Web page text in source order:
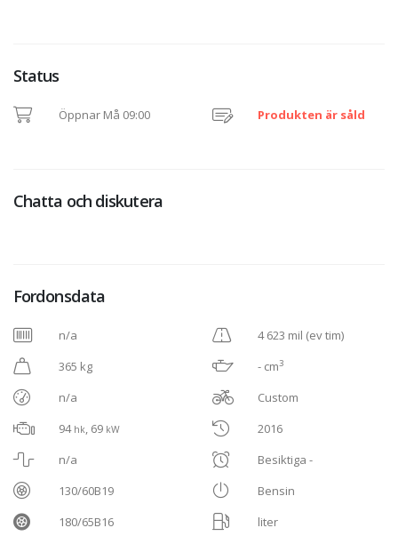
Status
Öppnar Må 09:00 Produkten är såld
Chatta och diskutera
Fordonsdata
n/a
365 kg
n/a
94 hk, 69 kW
n/a
130/60B19
180/65B16
4 623 mil (ev tim)
- cm3
Custom
2016
Besiktiga -
Bensin
liter